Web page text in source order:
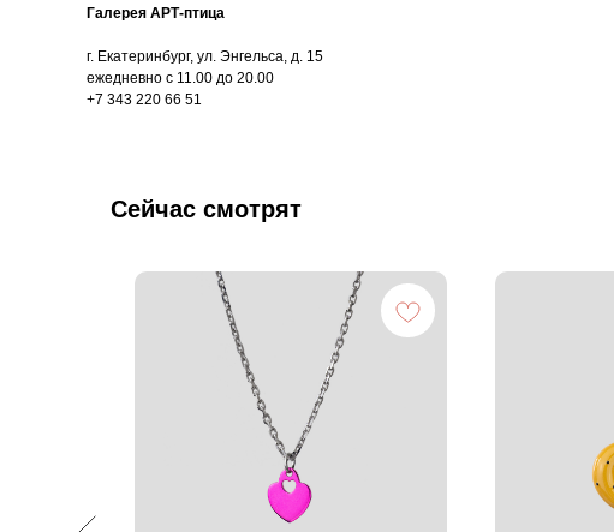
Галерея АРТ-птица
г. Екатеринбург, ул. Энгельса, д. 15
ежедневно с 11.00 до 20.00
+7 343 220 66 51
Сейчас смотрят